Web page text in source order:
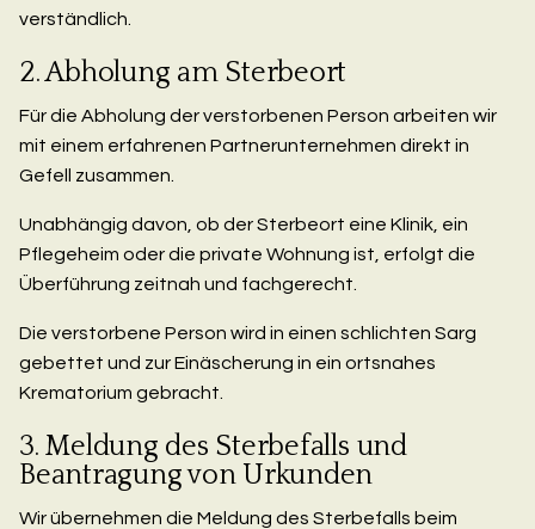
verständlich.
2. Abholung am Sterbeort
Für die Abholung der verstorbenen Person arbeiten wir
mit einem erfahrenen Partnerunternehmen direkt in
Gefell zusammen.
Unabhängig davon, ob der Sterbeort eine Klinik, ein
Pflegeheim oder die private Wohnung ist, erfolgt die
Überführung zeitnah und fachgerecht.
Die verstorbene Person wird in einen schlichten Sarg
gebettet und zur Einäscherung in ein ortsnahes
Krematorium gebracht.
3. Meldung des Sterbefalls und
Beantragung von Urkunden
Wir übernehmen die Meldung des Sterbefalls beim